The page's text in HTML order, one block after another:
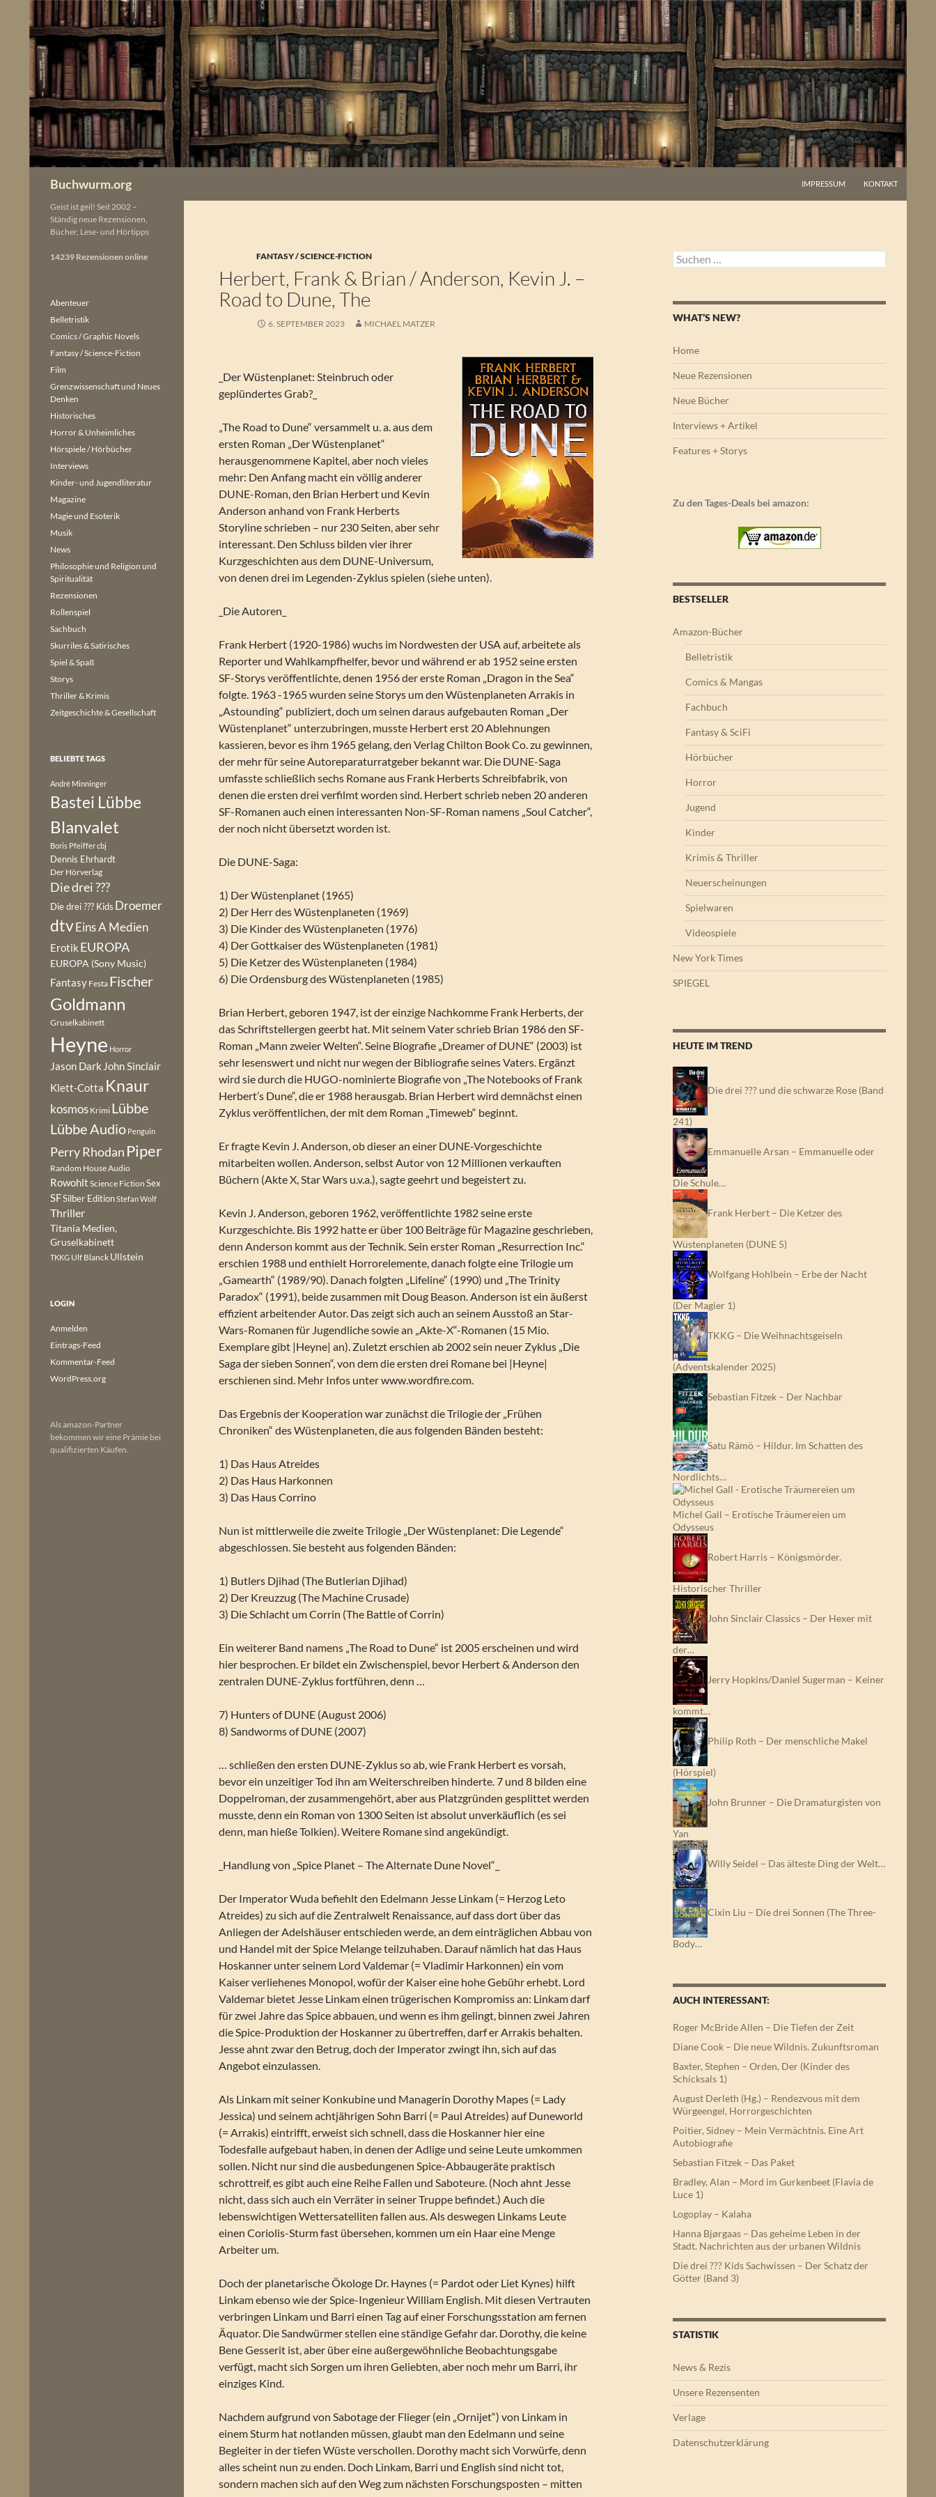
springen
Buchwurm.org IMPRESSUM KONTAKT
FANTASY / SCIENCE-FICTION
Herbert, Frank & Brian / Anderson, Kevin J. –
Road to Dune, The
6. SEPTEMBER 2023 MICHAEL MATZER
_Der Wüstenplanet: Steinbruch oder
geplündertes Grab?_
„The Road to Dune“ versammelt u. a. aus dem
ersten Roman „Der Wüstenplanet“
herausgenommene Kapitel, aber noch vieles
mehr: Den Anfang macht ein völlig anderer
DUNE-Roman, den Brian Herbert und Kevin
Anderson anhand von Frank Herberts
Storyline schrieben – nur 230 Seiten, aber sehr
interessant. Den Schluss bilden vier ihrer
Kurzgeschichten aus dem DUNE-Universum,
von denen drei im Legenden-Zyklus spielen (siehe unten).
_Die Autoren_
Frank Herbert (1920-1986) wuchs im Nordwesten der USA auf, arbeitete als
Reporter und Wahlkampfhelfer, bevor und während er ab 1952 seine ersten
SF-Storys veröffentlichte, denen 1956 der erste Roman „Dragon in the Sea“
folgte. 1963 -1965 wurden seine Storys um den Wüstenplaneten Arrakis in
„Astounding“ publiziert, doch um seinen daraus aufgebauten Roman „Der
Wüstenplanet“ unterzubringen, musste Herbert erst 20 Ablehnungen
kassieren, bevor es ihm 1965 gelang, den Verlag Chilton Book Co. zu gewinnen,
der mehr für seine Autoreparaturratgeber bekannt war. Die DUNE-Saga
umfasste schließlich sechs Romane aus Frank Herberts Schreibfabrik, von
denen die ersten drei verfilmt worden sind. Herbert schrieb neben 20 anderen
SF-Romanen auch einen interessanten Non-SF-Roman namens „Soul Catcher“,
der noch nicht übersetzt worden ist.
Die DUNE-Saga:
1) Der Wüstenplanet (1965)
2) Der Herr des Wüstenplaneten (1969)
3) Die Kinder des Wüstenplaneten (1976)
4) Der Gottkaiser des Wüstenplaneten (1981)
5) Die Ketzer des Wüstenplaneten (1984)
6) Die Ordensburg des Wüstenplaneten (1985)
Brian Herbert, geboren 1947, ist der einzige Nachkomme Frank Herberts, der
das Schriftstellergen geerbt hat. Mit seinem Vater schrieb Brian 1986 den SF-
Roman „Mann zweier Welten“. Seine Biografie „Dreamer of DUNE“ (2003) ist
sehr lesenswert und nicht nur wegen der Bibliografie seines Vaters. Ergänzt
wird sie durch die HUGO-nominierte Biografie von „The Notebooks of Frank
Herbert’s Dune“, die er 1988 herausgab. Brian Herbert wird demnächst einen
Zyklus veröffentlichen, der mit dem Roman „Timeweb“ beginnt.
Er fragte Kevin J. Anderson, ob dieser an einer DUNE-Vorgeschichte
mitarbeiten wollen. Anderson, selbst Autor von 12 Millionen verkauften
Büchern (Akte X, Star Wars u.v.a.), sagte geehrt und begeistert zu.
Kevin J. Anderson, geboren 1962, veröffentlichte 1982 seine erste
Kurzgeschichte. Bis 1992 hatte er über 100 Beiträge für Magazine geschrieben,
denn Anderson kommt aus der Technik. Sein erster Roman „Resurrection Inc.“
erschien 1988 und enthielt Horrorelemente, danach folgte eine Trilogie um
„Gamearth“ (1989/90). Danach folgten „Lifeline“ (1990) und „The Trinity
Paradox“ (1991), beide zusammen mit Doug Beason. Anderson ist ein äußerst
effizient arbeitender Autor. Das zeigt sich auch an seinem Ausstoß an Star-
Wars-Romanen für Jugendliche sowie an „Akte-X“-Romanen (15 Mio.
Exemplare gibt |Heyne| an). Zuletzt erschien ab 2002 sein neuer Zyklus „Die
Saga der sieben Sonnen“, von dem die ersten drei Romane bei |Heyne|
erschienen sind. Mehr Infos unter www.wordfire.com.
Das Ergebnis der Kooperation war zunächst die Trilogie der „Frühen
Chroniken“ des Wüstenplaneten, die aus folgenden Bänden besteht:
1) Das Haus Atreides
2) Das Haus Harkonnen
3) Das Haus Corrino
Nun ist mittlerweile die zweite Trilogie „Der Wüstenplanet: Die Legende“
abgeschlossen. Sie besteht aus folgenden Bänden:
1) Butlers Djihad (The Butlerian Djihad)
2) Der Kreuzzug (The Machine Crusade)
3) Die Schlacht um Corrin (The Battle of Corrin)
Ein weiterer Band namens „The Road to Dune“ ist 2005 erscheinen und wird
hier besprochen. Er bildet ein Zwischenspiel, bevor Herbert & Anderson den
zentralen DUNE-Zyklus fortführen, denn …
7) Hunters of DUNE (August 2006)
8) Sandworms of DUNE (2007)
… schließen den ersten DUNE-Zyklus so ab, wie Frank Herbert es vorsah,
bevor ein unzeitiger Tod ihn am Weiterschreiben hinderte. 7 und 8 bilden eine
Doppelroman, der zusammengehört, aber aus Platzgründen gesplittet werden
musste, denn ein Roman von 1300 Seiten ist absolut unverkäuflich (es sei
denn, man hieße Tolkien). Weitere Romane sind angekündigt.
_Handlung von „Spice Planet – The Alternate Dune Novel“_
Der Imperator Wuda befiehlt den Edelmann Jesse Linkam (= Herzog Leto
Atreides) zu sich auf die Zentralwelt Renaissance, auf dass dort über das
Anliegen der Adelshäuser entschieden werde, an dem einträglichen Abbau von
und Handel mit der Spice Melange teilzuhaben. Darauf nämlich hat das Haus
Hoskanner unter seinem Lord Valdemar (= Vladimir Harkonnen) ein vom
Kaiser verliehenes Monopol, wofür der Kaiser eine hohe Gebühr erhebt. Lord
Valdemar bietet Jesse Linkam einen trügerischen Kompromiss an: Linkam darf
für zwei Jahre das Spice abbauen, und wenn es ihm gelingt, binnen zwei Jahren
die Spice-Produktion der Hoskanner zu übertreffen, darf er Arrakis behalten.
Jesse ahnt zwar den Betrug, doch der Imperator zwingt ihn, sich auf das
Angebot einzulassen.
Als Linkam mit seiner Konkubine und Managerin Dorothy Mapes (= Lady
Jessica) und seinem achtjährigen Sohn Barri (= Paul Atreides) auf Duneworld
(= Arrakis) eintrifft, erweist sich schnell, dass die Hoskanner hier eine
Todesfalle aufgebaut haben, in denen der Adlige und seine Leute umkommen
sollen. Nicht nur sind die ausbedungenen Spice-Abbaugeräte praktisch
schrottreif, es gibt auch eine Reihe Fallen und Saboteure. (Noch ahnt Jesse
nicht, dass sich auch ein Verräter in seiner Truppe befindet.) Auch die
lebenswichtigen Wettersatelliten fallen aus. Als deswegen Linkams Leute
einen Coriolis-Sturm fast übersehen, kommen um ein Haar eine Menge
Arbeiter um.
Doch der planetarische Ökologe Dr. Haynes (= Pardot oder Liet Kynes) hilft
Linkam ebenso wie der Spice-Ingenieur William English. Mit diesen Vertrauten
verbringen Linkam und Barri einen Tag auf einer Forschungsstation am fernen
Äquator. Die Sandwürmer stellen eine ständige Gefahr dar. Dorothy, die keine
Bene Gesserit ist, aber über eine außergewöhnliche Beobachtungsgabe
verfügt, macht sich Sorgen um ihren Geliebten, aber noch mehr um Barri, ihr
einziges Kind.
Nachdem aufgrund von Sabotage der Flieger (ein „Ornijet“) von Linkam in
einem Sturm hat notlanden müssen, glaubt man den Edelmann und seine
Begleiter in der tiefen Wüste verschollen. Dorothy macht sich Vorwürfe, denn
alles scheint nun zu enden. Doch Linkam, Barri und English sind nicht tot,
sondern machen sich auf den Weg zum nächsten Forschungsposten – mitten
Suchen
nach:
WHAT’S NEW?
Home
Neue Rezensionen
Neue Bücher
Interviews + Artikel
Features + Storys
Zu den Tages-Deals bei amazon:
BESTSELLER
Amazon-Bücher
Belletristik
Comics & Mangas
Fachbuch
Fantasy & SciFi
Hörbücher
Horror
Jugend
Kinder
Krimis & Thriller
Neuerscheinungen
Spielwaren
Videospiele
New York Times
SPIEGEL
HEUTE IM TREND
Die drei ??? und die schwarze Rose (Band
241)
Emmanuelle Arsan – Emmanuelle oder
Die Schule…
Frank Herbert – Die Ketzer des
Wüstenplaneten (DUNE 5)
Wolfgang Hohlbein – Erbe der Nacht
(Der Magier 1)
TKKG – Die Weihnachtsgeiseln
(Adventskalender 2025)
Sebastian Fitzek – Der Nachbar
Satu Rämö – Hildur. Im Schatten des
Nordlichts…
Michel Gall – Erotische Träumereien um
Odysseus
Robert Harris – Königsmörder.
Historischer Thriller
John Sinclair Classics – Der Hexer mit
der…
Jerry Hopkins/Daniel Sugerman – Keiner
kommt…
Philip Roth – Der menschliche Makel
(Hörspiel)
John Brunner – Die Dramaturgisten von
Yan
Willy Seidel – Das älteste Ding der Welt…
Cixin Liu – Die drei Sonnen (The Three-
Body…
AUCH INTERESSANT:
Roger McBride Allen – Die Tiefen der Zeit
Diane Cook – Die neue Wildnis. Zukunftsroman
Baxter, Stephen – Orden, Der (Kinder des
Schicksals 1)
August Derleth (Hg.) – Rendezvous mit dem
Würgeengel, Horrorgeschichten
Poitier, Sidney – Mein Vermächtnis. Eine Art
Autobiografie
Sebastian Fitzek – Das Paket
Bradley, Alan – Mord im Gurkenbeet (Flavia de
Luce 1)
Logoplay – Kalaha
Hanna Bjørgaas – Das geheime Leben in der
Stadt. Nachrichten aus der urbanen Wildnis
Die drei ??? Kids Sachwissen – Der Schatz der
Götter (Band 3)
STATISTIK
News & Rezis
Unsere Rezensenten
Verlage
Datenschutzerklärung
Geist ist geil! Seit 2002 –
Ständig neue Rezensionen,
Bücher, Lese- und Hörtipps
14239 Rezensionen online
Abenteuer
Belletristik
Comics / Graphic Novels
Fantasy / Science-Fiction
Film
Grenzwissenschaft und Neues
Denken
Historisches
Horror & Unheimliches
Hörspiele / Hörbücher
Interviews
Kinder- und Jugendliteratur
Magazine
Magie und Esoterik
Musik
News
Philosophie und Religion und
Spiritualität
Rezensionen
Rollenspiel
Sachbuch
Skurriles & Satirisches
Spiel & Spaß
Storys
Thriller & Krimis
Zeitgeschichte & Gesellschaft
BELIEBTE TAGS
André Minninger
Bastei Lübbe
Blanvalet
Boris Pfeiffercbj
Dennis Ehrhardt
Der Hörverlag
Die drei ???
Die drei ??? Kids Droemer
dtvEins A Medien
Erotik EUROPA
EUROPA (Sony Music)
Fantasy Festa Fischer
Goldmann
Gruselkabinett
Heyne Horror
Jason Dark John Sinclair
Klett-Cotta Knaur
kosmos Krimi Lübbe
Lübbe Audio Penguin
Perry Rhodan Piper
Random House Audio
Rowohlt Science Fiction Sex
SFSilber EditionStefan Wolf
Thriller
Titania Medien,
Gruselkabinett
TKKG Ulf Blanck Ullstein
LOGIN
Anmelden
Eintrags-Feed
Kommentar-Feed
WordPress.org
Als amazon-Partner
bekommen wir eine Prämie bei
qualifizierten Käufen.